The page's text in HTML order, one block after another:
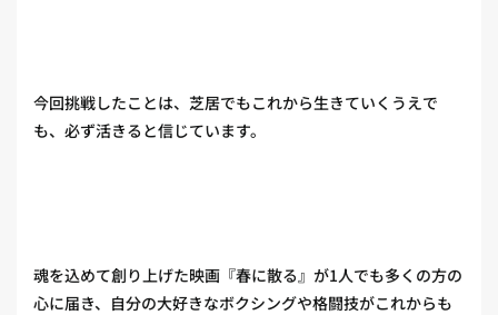
今回挑戦したことは、芝居でもこれから生きていくうえで
も、必ず活きると信じています。
魂を込めて創り上げた映画『春に散る』が1人でも多くの方の
心に届き、自分の大好きなボクシングや格闘技がこれからも